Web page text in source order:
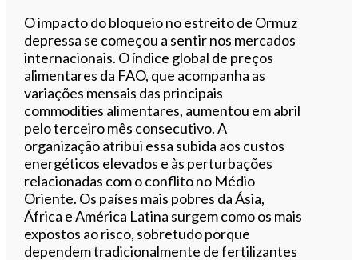
O impacto do bloqueio no estreito de Ormuz
depressa se começou a sentir nos mercados
internacionais. O índice global de preços
alimentares da FAO, que acompanha as
variações mensais das principais
commodities alimentares, aumentou em abril
pelo terceiro mês consecutivo. A
organização atribui essa subida aos custos
energéticos elevados e às perturbações
relacionadas com o conflito no Médio
Oriente. Os países mais pobres da Ásia,
África e América Latina surgem como os mais
expostos ao risco, sobretudo porque
dependem tradicionalmente de fertilizantes